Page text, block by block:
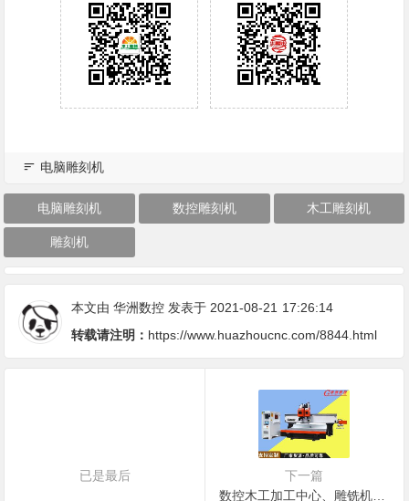
电脑雕刻机
电脑雕刻机 数控雕刻机 木工雕刻机
雕刻机
本文由华洲数控 发表于 2021-08-21 17:26:14
转载请注明： https://www.huazhoucnc.com/8844.html
已是最后
下一篇
数控木工加工中心、雕铣机和雕刻机有哪些不同